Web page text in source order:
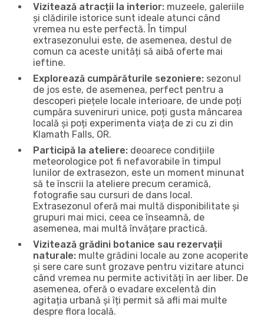
Vizitează atracții la interior: muzeele, galeriile
și clădirile istorice sunt ideale atunci când
vremea nu este perfectă. În timpul
extrasezonului este, de asemenea, destul de
comun ca aceste unități să aibă oferte mai
ieftine.
Explorează cumpărăturile sezoniere: sezonul
de jos este, de asemenea, perfect pentru a
descoperi piețele locale interioare, de unde poți
cumpăra suveniruri unice, poți gusta mâncarea
locală și poți experimenta viața de zi cu zi din
Klamath Falls, OR.
Participă la ateliere: deoarece condițiile
meteorologice pot fi nefavorabile în timpul
lunilor de extrasezon, este un moment minunat
să te înscrii la ateliere precum ceramică,
fotografie sau cursuri de dans local.
Extrasezonul oferă mai multă disponibilitate și
grupuri mai mici, ceea ce înseamnă, de
asemenea, mai multă învățare practică.
Vizitează grădini botanice sau rezervații
naturale: multe grădini locale au zone acoperite
și sere care sunt grozave pentru vizitare atunci
când vremea nu permite activități în aer liber. De
asemenea, oferă o evadare excelentă din
agitația urbană și îți permit să afli mai multe
despre flora locală.